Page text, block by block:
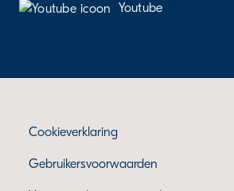
Youtube
Cookieverklaring
Gebruikersvoorwaarden